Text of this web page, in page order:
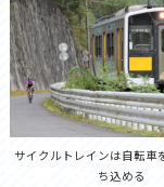
サイクルトレインは自転車
ち込める